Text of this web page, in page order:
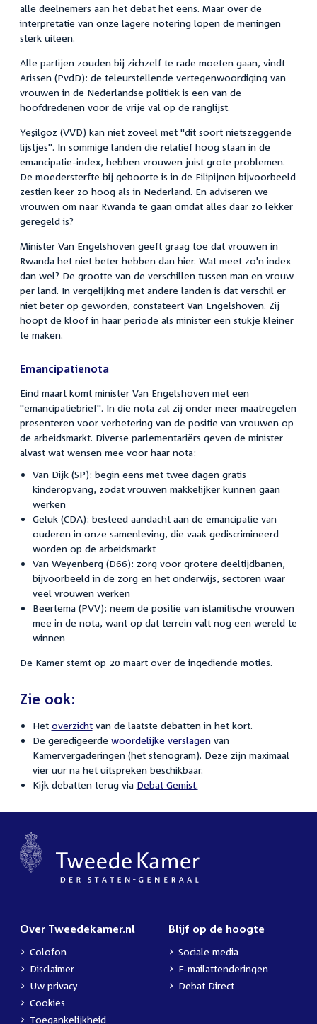
alle deelnemers aan het debat het eens. Maar over de
interpretatie van onze lagere notering lopen de meningen
sterk uiteen.
Alle partijen zouden bij zichzelf te rade moeten gaan, vindt
Arissen (PvdD): de teleurstellende vertegenwoordiging van
vrouwen in de Nederlandse politiek is een van de
hoofdredenen voor de vrije val op de ranglijst.
Yeşilgöz (VVD) kan niet zoveel met "dit soort nietszeggende
lijstjes". In sommige landen die relatief hoog staan in de
emancipatie-index, hebben vrouwen juist grote problemen.
De moedersterfte bij geboorte is in de Filipijnen bijvoorbeeld
zestien keer zo hoog als in Nederland. En adviseren we
vrouwen om naar Rwanda te gaan omdat alles daar zo lekker
geregeld is?
Minister Van Engelshoven geeft graag toe dat vrouwen in
Rwanda het niet beter hebben dan hier. Wat meet zo'n index
dan wel? De grootte van de verschillen tussen man en vrouw
per land. In vergelijking met andere landen is dat verschil er
niet beter op geworden, constateert Van Engelshoven. Zij
hoopt de kloof in haar periode als minister een stukje kleiner
te maken.
Emancipatienota
Eind maart komt minister Van Engelshoven met een
"emancipatiebrief". In die nota zal zij onder meer maatregelen
presenteren voor verbetering van de positie van vrouwen op
de arbeidsmarkt. Diverse parlementariërs geven de minister
alvast wat wensen mee voor haar nota:
Van Dijk (SP): begin eens met twee dagen gratis
kinderopvang, zodat vrouwen makkelijker kunnen gaan
werken
Geluk (CDA): besteed aandacht aan de emancipatie van
ouderen in onze samenleving, die vaak gediscrimineerd
worden op de arbeidsmarkt
Van Weyenberg (D66): zorg voor grotere deeltijdbanen,
bijvoorbeeld in de zorg en het onderwijs, sectoren waar
veel vrouwen werken
Beertema (PVV): neem de positie van islamitische vrouwen
mee in de nota, want op dat terrein valt nog een wereld te
winnen
De Kamer stemt op 20 maart over de ingediende moties.
Zie ook:
Het overzichtvan de laatste debatten in het kort.
De geredigeerde woordelijke verslagenvan
Kamervergaderingen (het stenogram). Deze zijn maximaal
vier uur na het uitspreken beschikbaar.
Kijk debatten terug via Debat Gemist.
Over Tweedekamer.nl
Colofon
Disclaimer
Uw privacy
Cookies
Toegankelijkheid
Blijf op de hoogte
Sociale media
E-mailattenderingen
Debat Direct